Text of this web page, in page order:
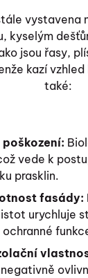
vystavena
kyselým
jsou řasy,
kazí
také:
vede k
prasklin.
fasády:
urychluje